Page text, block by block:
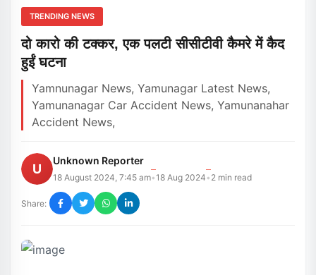
TRENDING NEWS
दो कारो की टक्कर, एक पलटी सीसीटीवी कैमरे में कैद
हुईं घटना
Yamnunagar News, Yamunagar Latest News,
Yamunanagar Car Accident News, Yamunanahar
Accident News,
U
Unknown Reporter
18 August 2024, 7:45 am•18 Aug 2024• 2 min read
Share: